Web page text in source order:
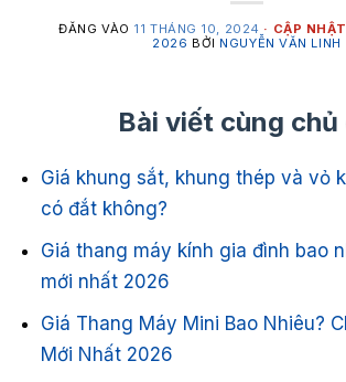
ĐĂNG VÀO 11 THÁNG 10, 2024
2026 BỞI NGUYỄN VĂN LINH
Bài viết cùng chủ
Giá khung sắt, khung thép và vỏ
có đắt không?
Giá thang máy kính gia đình bao
mới nhất 2026
Giá Thang Máy Mini Bao Nhiêu?
Mới Nhất 2026